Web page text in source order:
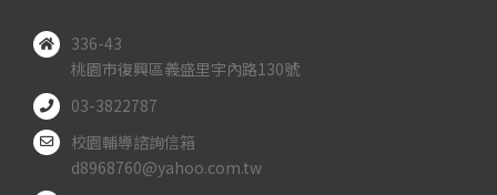
336-43
桃園市復興區義盛里宇內路130號
03-3822787
校園輔導諮詢信箱
d8968760@yahoo.com.tw